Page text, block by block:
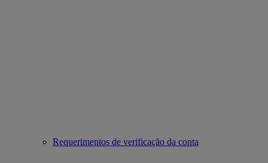
Requerimentos de verificação da conta